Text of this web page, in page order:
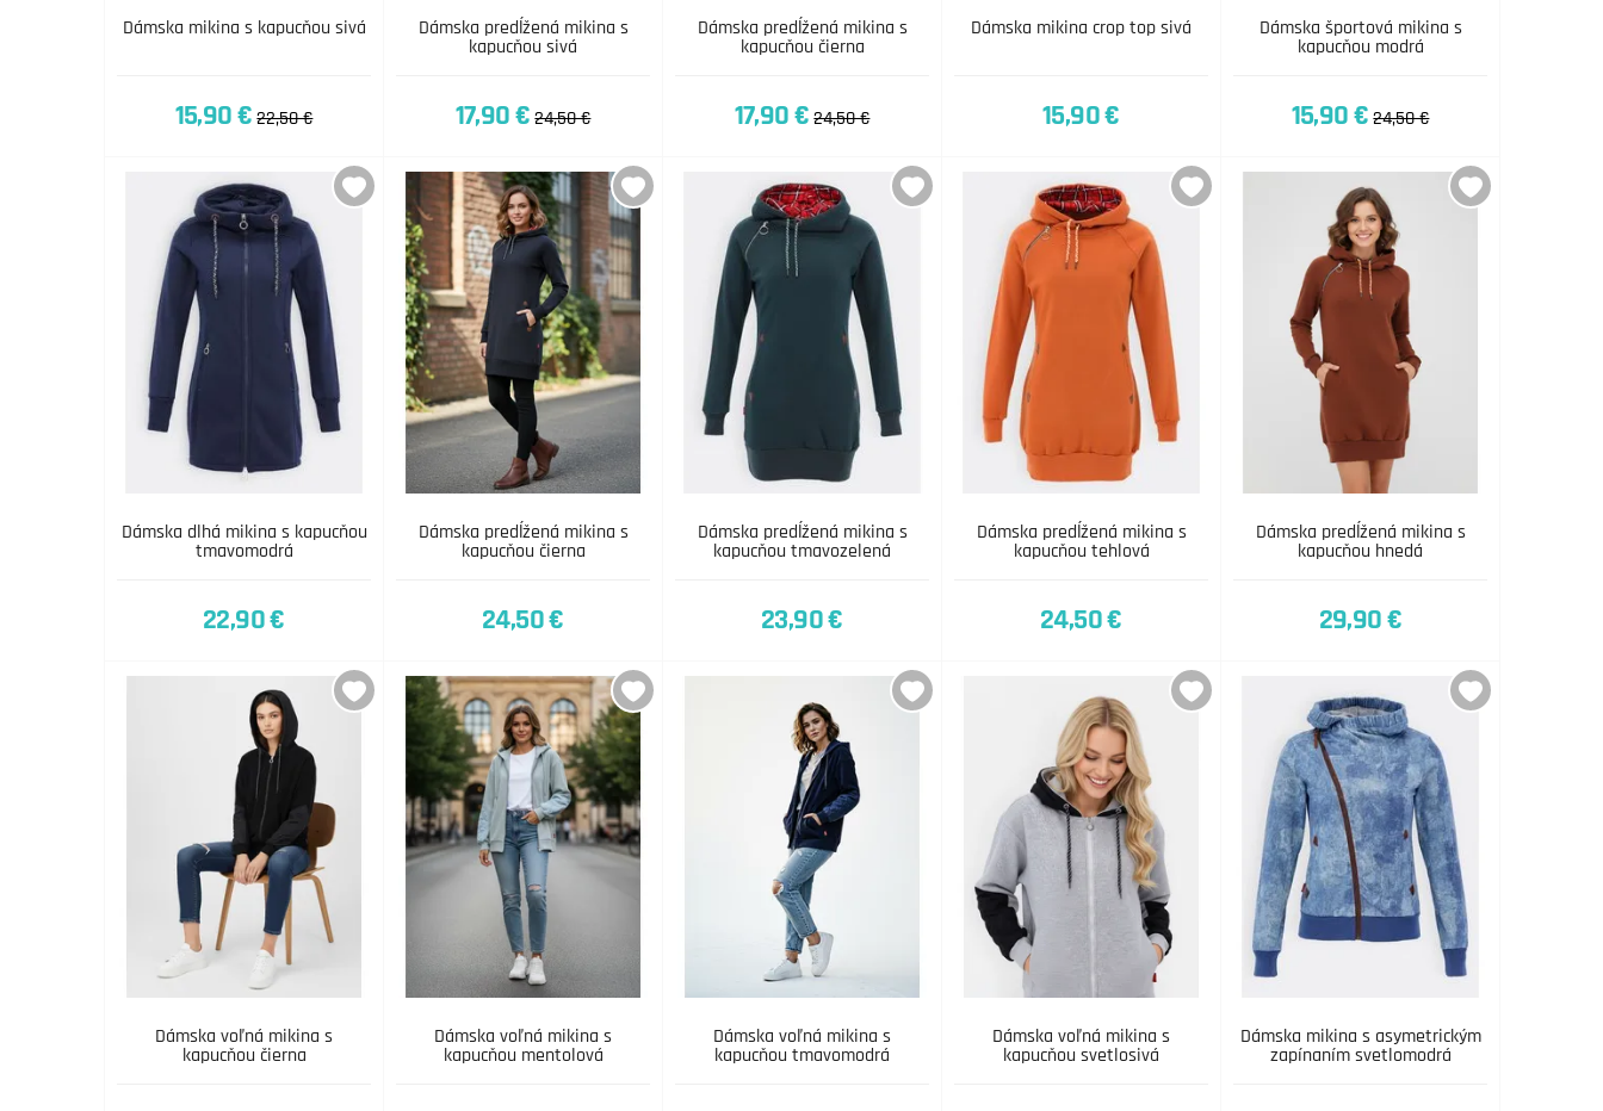
Dámska mikina s kapucňou sivá
15,90 € 22,50 €
Dámska predĺžená mikina s
kapucňou sivá
17,90 € 24,50 €
Dámska predĺžená mikina s
kapucňou čierna
17,90 € 24,50 €
Dámska mikina crop top sivá
15,90 €
Dámska športová mikina s
kapucňou modrá
15,90 € 24,50 €
Dámska dlhá mikina s kapucňou
tmavomodrá
22,90 €
Dámska predĺžená mikina s
kapucňou čierna
24,50 €
Dámska predĺžená mikina s
kapucňou tmavozelená
23,90 €
Dámska predĺžená mikina s
kapucňou tehlová
24,50 €
Dámska predĺžená mikina s
kapucňou hnedá
29,90 €
Dámska voľná mikina s
kapucňou čierna
Dámska voľná mikina s
kapucňou mentolová
Dámska voľná mikina s
kapucňou tmavomodrá
Dámska voľná mikina s
kapucňou svetlosivá
Dámska mikina s asymetrickým
zapínaním svetlomodrá